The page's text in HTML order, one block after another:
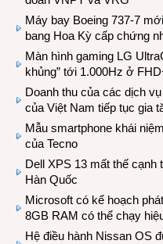
Máy bay Boeing 737-7
bang Hoa Kỳ cấp chứng
Màn hình gaming LG
khủng” tới 1.000Hz ở
Doanh thu của các dịch
của Việt Nam tiếp tục gia
Mẫu smartphone khái
của Tecno
Dell XPS 13 mất thế
Hàn Quốc
Microsoft có kế hoạch
8GB RAM có thể chạy
Hệ điều hành Nissan OS